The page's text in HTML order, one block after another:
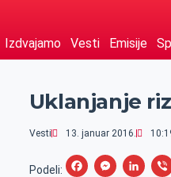
Izdvajamo Vesti Emisije
Uklanjanje
Vesti 13. januar 2016.
Podeli:
F
M
L